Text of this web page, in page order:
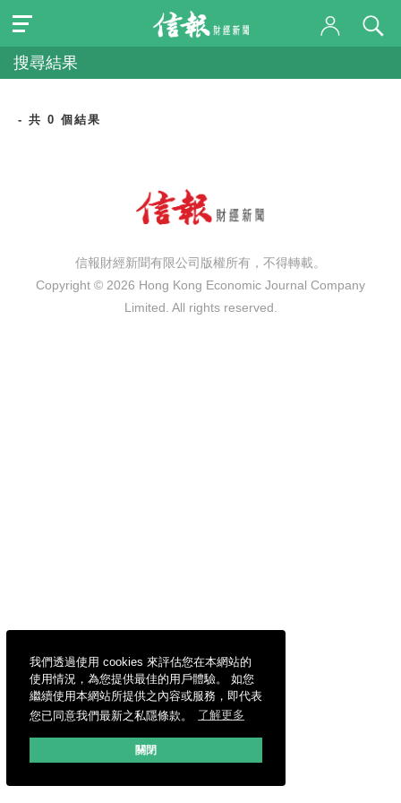
我們透過使用 cookies 來評估您在本網站的
使用情況，為您提供最佳的用戶體驗。 如您
繼續使用本網站所提供之內容或服務，即代表
您已同意我們最新之私隱條款。
了解更多
關閉
搜尋結果
- 共 0 個結果
信報財經新聞有限公司版權所有，不得轉載。
Copyright © 2026 Hong Kong Economic Journal Company
Limited. All rights reserved.